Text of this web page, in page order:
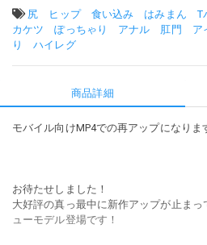
タグ:
尻 ヒップ 食い込み はみまん T
カケツ
ぽっちゃり アナル 肛門 ア
り
ハイレグ
商品詳細
モバイル向けMP4での再アップになりま
お待たせしました！
大好評の真っ最中に新作アップが止ま
ューモデル登場です！